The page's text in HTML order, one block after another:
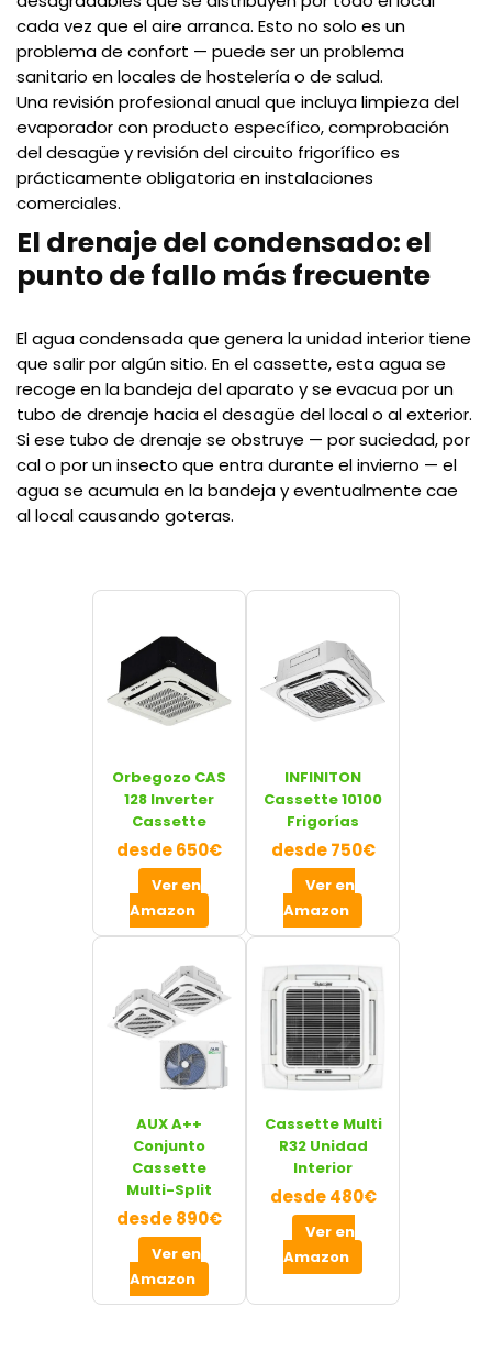
cada vez que el aire arranca. Esto no solo es un
problema de confort — puede ser un problema
sanitario en locales de hostelería o de salud.
Una revisión profesional anual que incluya limpieza del
evaporador con producto específico, comprobación
del desagüe y revisión del circuito frigorífico es
prácticamente obligatoria en instalaciones
comerciales.
El drenaje del condensado: el
punto de fallo más frecuente
El agua condensada que genera la unidad interior tiene
que salir por algún sitio. En el cassette, esta agua se
recoge en la bandeja del aparato y se evacua por un
tubo de drenaje hacia el desagüe del local o al exterior.
Si ese tubo de drenaje se obstruye — por suciedad, por
cal o por un insecto que entra durante el invierno — el
agua se acumula en la bandeja y eventualmente cae
al local causando goteras.
Orbegozo CAS
128 Inverter
Cassette
desde 650€
Ver en
Amazon
INFINITON
Cassette 10100
Frigorías
desde 750€
Ver en
Amazon
AUX A++
Conjunto
Cassette
Multi-Split
desde 890€
Ver en
Amazon
Cassette Multi
R32 Unidad
Interior
desde 480€
Ver en
Amazon